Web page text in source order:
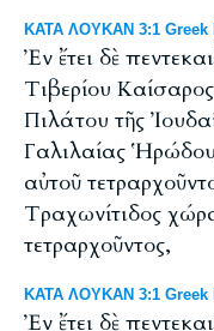
ΚΑΤΑ ΛΟΥΚΑΝ 3:1 Greek
Ἐν ἔτει δὲ
Τιβερίου
Πιλάτου τῆς
Γαλιλαίας
αὐτοῦ
Τραχωνίτιδος
τετραρχοῦντος,
ΚΑΤΑ ΛΟΥΚΑΝ 3:1 Greek
Ἐν ἔτει δὲ